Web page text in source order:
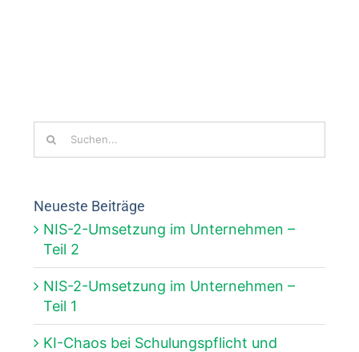
nach:
Neueste Beiträge
NIS-2-Umsetzung im Unternehmen –
Teil 2
NIS-2-Umsetzung im Unternehmen –
Teil 1
KI-Chaos bei Schulungspflicht und